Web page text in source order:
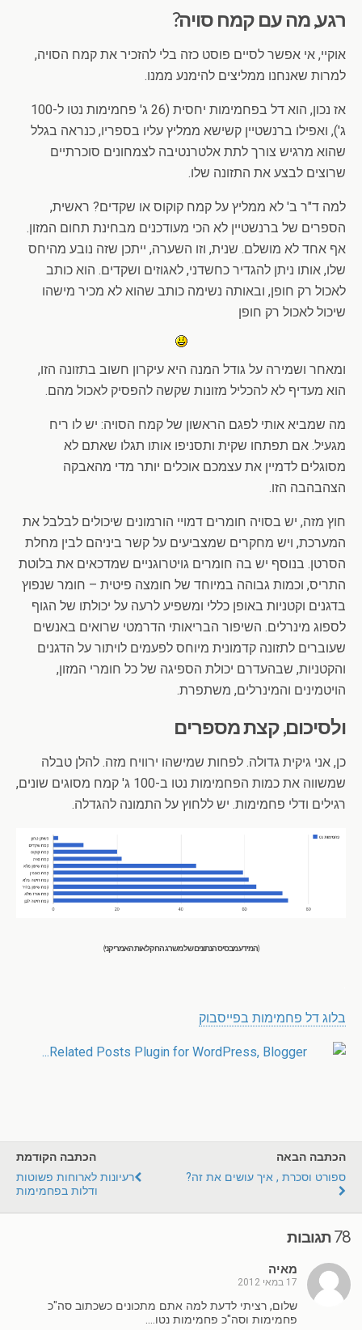
רגע, מה עם קמח סויה?
אוקיי, אי אפשר לסיים פוסט כזה בלי להזכיר את קמח הסויה,
למרות שאנחנו ממליצים להימנע ממנו.
אז נכון, הוא דל בפחמימות יחסית (26 ג' פחמימות נטו ל-100
ג'), ואפילו ברנשטיין קשישא ממליץ עליו בספריו, כנראה בגלל
שהוא מרגיש צורך לתת אלטרנטיבה לצמחונים סוכרתיים
שרוצים לבצע את התזונה שלו.
למה ד"ר ב' לא ממליץ על קמח קוקוס או שקדים? ראשית,
הספרים של ברנשטיין לא הכי מעודכנים מבחינת תחום המזון.
אף אחד לא מושלם. שנית, וזו השערה, ייתכן שזה נובע מהיחס
שלו, אותו ניתן להגדיר כחשדני, לאגוזים ושקדים. הוא כותב
לאכול רק חופן, ובאותה נשימה כותב שהוא לא מכיר מישהו
שיכול לאכול רק חופן
ומאחר ושמירה על גודל המנה היא עיקרון חשוב בתזונה הזו,
הוא מעדיף לא להכליל מזונות שקשה להפסיק לאכול מהם.
מה שמביא אותי לפגם הראשון של קמח הסויה: יש לו ריח
מגעיל. אם תפתחו שקית ותסניפו אותו תגלו שאתם לא
מסוגלים לדמיין את עצמכם אוכלים יותר מדי מהאבקה
הצהבהבה הזו.
חוץ מזה, יש בסויה חומרים דמויי הורמונים שיכולים לבלבל את
המערכת, ויש מחקרים שמצביעים על קשר ביניהם לבין מחלת
הסרטן. בנוסף יש בה חומרים גויטרוגניים שמדכאים את בלוטת
התריס, וכמות גבוהה במיוחד של חומצה פיטית – חומר שנפוץ
בדגנים וקטניות באופן כללי ומשפיע לרעה על יכולתו של הגוף
לספוג מינרלים. השיפור הבריאותי הדרמטי שרואים באנשים
שעוברים לתזונה קדמונית מיוחס לפעמים לויתור על הדגנים
והקטניות, שבהעדרם יכולת הספיגה של כל חומרי המזון,
הויטמינים והמינרלים, משתפרת.
ולסיכום, קצת מספרים
כן, אני גיקית גדולה. לפחות שמישהו ירוויח מזה. להלן טבלה
שמשווה את כמות הפחמימות נטו ב-100 ג' קמח מסוגים שונים,
רגילים ודלי פחמימות. יש ללחוץ על התמונה להגדלה.
(המידע מבסיס הנתונים של משרג החקלאות האמריקני)
בלוג דל פחמימות בפייסבוק
הכתבה הקודמת
רעיונות לארוחות פשוטות
ודלות בפחמימות
הכתבה הבאה
ספורט וסכרת , איך עושים את זה?
78 תגובות
מאיה
17 במאי 2012
שלום, רציתי לדעת למה אתם מתכונים כשכתוב סה"כ
פחמימות וסה"כ פחמימות נטו….